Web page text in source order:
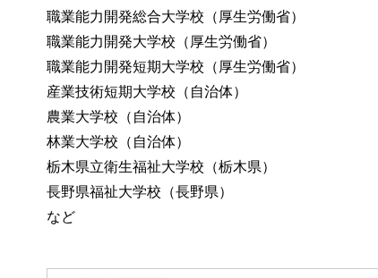
職業能力開発総合大学校（厚生労働省）
職業能力開発大学校（厚生労働省）
職業能力開発短期大学校（厚生労働省）
産業技術短期大学校（自治体）
農業大学校（自治体）
林業大学校（自治体）
栃木県立衛生福祉大学校（栃木県）
長野県福祉大学校（長野県）
など